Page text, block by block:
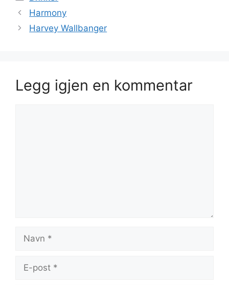
Harmony
Harvey Wallbanger
Legg igjen en kommentar
Navn